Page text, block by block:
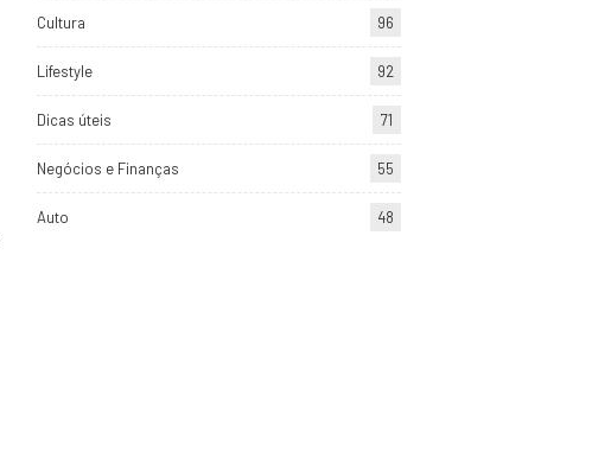
Cultura 96
Lifestyle 92
Dicas úteis 71
Negócios e Finanças 55
Auto 48